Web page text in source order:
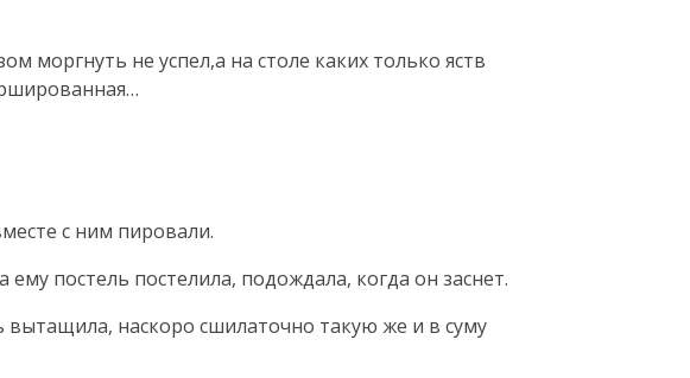
моргнуть не успел,а на столе каких только яств
с ним пировали.
постель постелила, подождала, когда он заснет.
вытащила, наскоро сшилаточно такую же и в суму